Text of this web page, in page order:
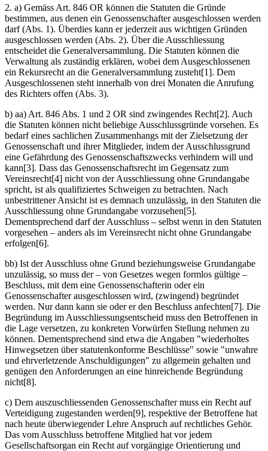
2. a) Gemäss Art. 846 OR können die Statuten die Gründe
bestimmen, aus denen ein Genossenschafter ausgeschlossen werden
darf (Abs. 1). Überdies kann er jederzeit aus wichtigen Gründen
ausgeschlossen werden (Abs. 2). Über die Ausschliessung
entscheidet die Generalversammlung. Die Statuten können die
Verwaltung als zuständig erklären, wobei dem Ausgeschlossenen
ein Rekursrecht an die Generalversammlung zusteht[1]. Dem
Ausgeschlossenen steht innerhalb von drei Monaten die Anrufung
des Richters offen (Abs. 3).
b) aa) Art. 846 Abs. 1 und 2 OR sind zwingendes Recht[2]. Auch
die Statuten können nicht beliebige Ausschlussgründe vorsehen. Es
bedarf eines sachlichen Zusammenhangs mit der Zielsetzung der
Genossenschaft und ihrer Mitglieder, indem der Ausschlussgrund
eine Gefährdung des Genossenschaftszwecks verhindern will und
kann[3]. Dass das Genossenschaftsrecht im Gegensatz zum
Vereinsrecht[4] nicht von der Ausschliessung ohne Grundangabe
spricht, ist als qualifiziertes Schweigen zu betrachten. Nach
unbestrittener Ansicht ist es demnach unzulässig, in den Statuten die
Ausschliessung ohne Grundangabe vorzusehen[5].
Dementsprechend darf der Ausschluss – selbst wenn in den Statuten
vorgesehen – anders als im Vereinsrecht nicht ohne Grundangabe
erfolgen[6].
bb) Ist der Ausschluss ohne Grund beziehungsweise Grundangabe
unzulässig, so muss der – von Gesetzes wegen formlos gültige –
Beschluss, mit dem eine Genossenschafterin oder ein
Genossenschafter ausgeschlossen wird, (zwingend) begründet
werden. Nur dann kann sie oder er den Beschluss anfechten[7]. Die
Begründung im Ausschliessungsentscheid muss den Betroffenen in
die Lage versetzen, zu konkreten Vorwürfen Stellung nehmen zu
können. Dementsprechend sind etwa die Angaben "wiederholtes
Hinwegsetzen über statutenkonforme Beschlüsse" sowie "unwahre
und ehrverletzende Anschuldigungen" zu allgemein gehalten und
genügen den Anforderungen an eine hinreichende Begründung
nicht[8].
c) Dem auszuschliessenden Genossenschafter muss ein Recht auf
Verteidigung zugestanden werden[9], respektive der Betroffene hat
nach heute überwiegender Lehre Anspruch auf rechtliches Gehör.
Das vom Ausschluss betroffene Mitglied hat vor jedem
Gesellschaftsorgan ein Recht auf vorgängige Orientierung und